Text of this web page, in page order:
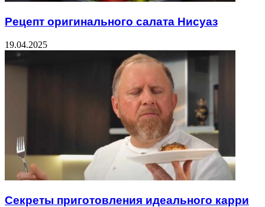
Рецепт оригинального салата Нисуаз
19.04.2025
Секреты приготовления идеального карри